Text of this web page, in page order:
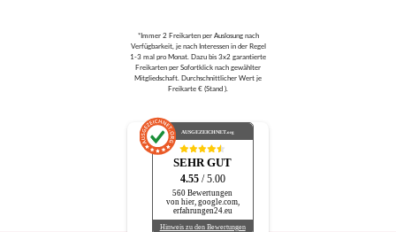
*Immer 2 Freikarten per Auslosung nach
Verfügbarkeit, je nach Interessen in der Regel
1-3 mal pro Monat. Dazu bis 3x2 garantierte
Freikarten per Sofortklick nach gewählter
Mitgliedschaft. Durchschnittlicher Wert je
Freikarte € (Stand ).
AUSGEZEICHNET.org
SEHR GUT
4.55 / 5.00
560 Bewertungen
von hier, google.com,
erfahrungen24.eu
Hinweis zu den Bewertungen